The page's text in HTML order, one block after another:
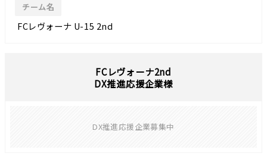
チーム名
FCレヴォーナ U-15 2nd
FCレヴォーナ2nd
DX推進応援企業様
DX推進応援企業募集中